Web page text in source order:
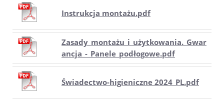
Instrukcja montażu.pdf
Zasady_montażu_i_użytkowania._Gwar
ancja_-_Panele_podłogowe.pdf
Świadectwo-higieniczne 2024_PL.pdf